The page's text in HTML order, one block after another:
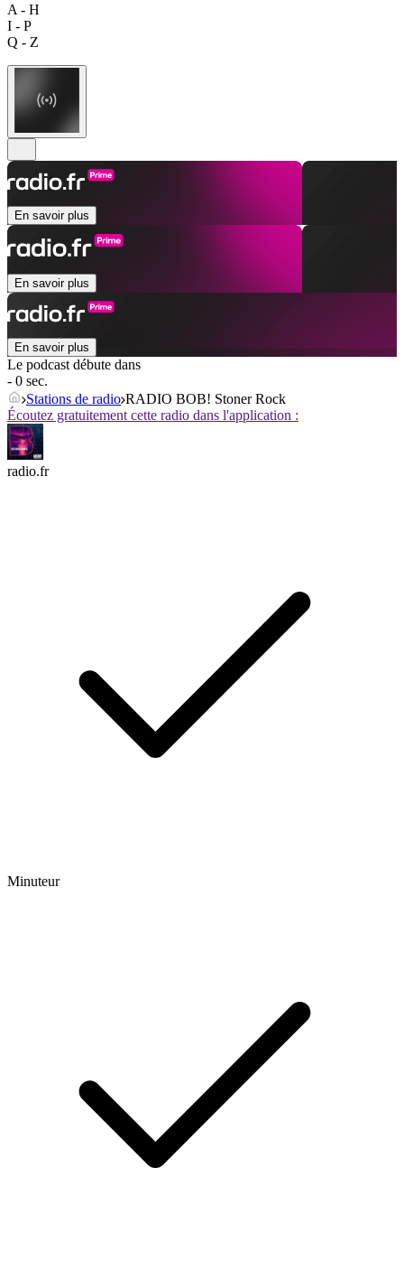
A - H
I - P
Q - Z
En savoir plus
En savoir plus
En savoir plus
Le podcast débute dans
- 0 sec.
Stations de radio RADIO BOB! Stoner Rock
Écoutez gratuitement cette radio dans l'application :
radio.fr
Minuteur